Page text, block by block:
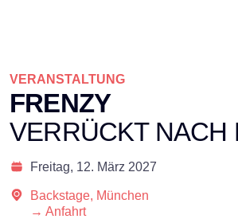
VERANSTALTUNG
FRENZY
VERRÜCKT NACH
Freitag, 12. März 2027
Backstage, München
→ Anfahrt